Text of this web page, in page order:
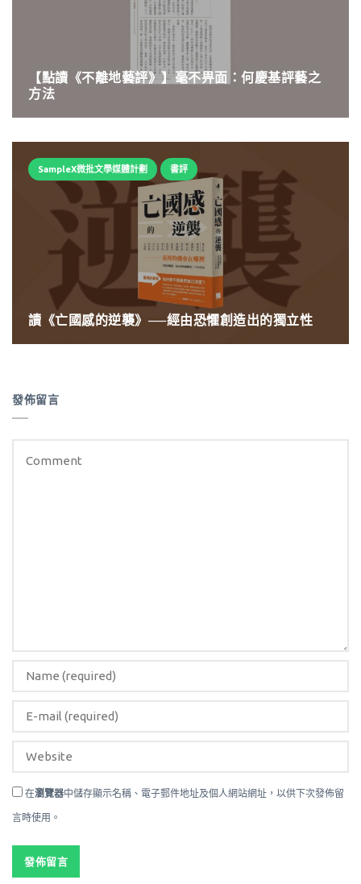
【點讀《不離地藝評》】毫不畀面：何慶基評藝之
方法
SampleX微批文學媒體計劃 書評
讀《亡國感的逆襲》──經由恐懼創造出的獨立性
發佈留言
在瀏覽器中儲存顯示名稱、電子郵件地址及個人網站網址，以供下次發佈留
言時使用。